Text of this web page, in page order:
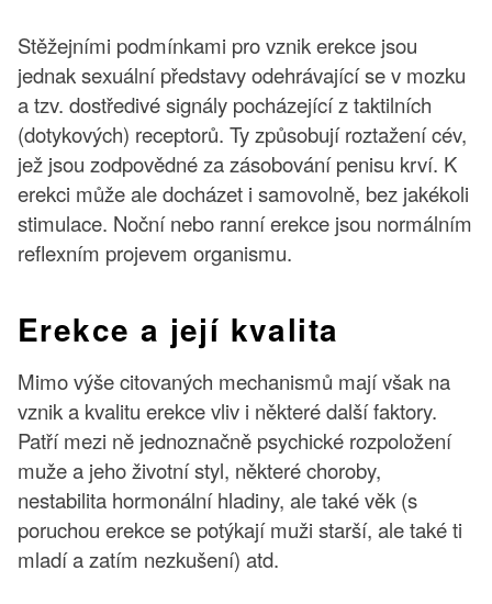
Stěžejními podmínkami pro vznik erekce jsou
jednak sexuální představy odehrávající se v mozku
a tzv. dostředivé signály pocházející z taktilních
(dotykových) receptorů. Ty způsobují roztažení cév,
jež jsou zodpovědné za zásobování penisu krví. K
erekci může ale docházet i samovolně, bez jakékoli
stimulace. Noční nebo ranní erekce jsou normálním
reflexním projevem organismu.
Erekce a její kvalita
Mimo výše citovaných mechanismů mají však na
vznik a kvalitu erekce vliv i některé další faktory.
Patří mezi ně jednoznačně psychické rozpoložení
muže a jeho životní styl, některé choroby,
nestabilita hormonální hladiny, ale také věk (s
poruchou erekce se potýkají muži starší, ale také ti
mladí a zatím nezkušení) atd.